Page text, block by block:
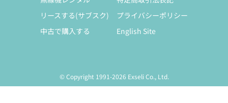
リースする(サブスク)
中古で購入する
プライバシーポリシー
English Site
© Copyright 1991-2026 Exseli Co., Ltd.